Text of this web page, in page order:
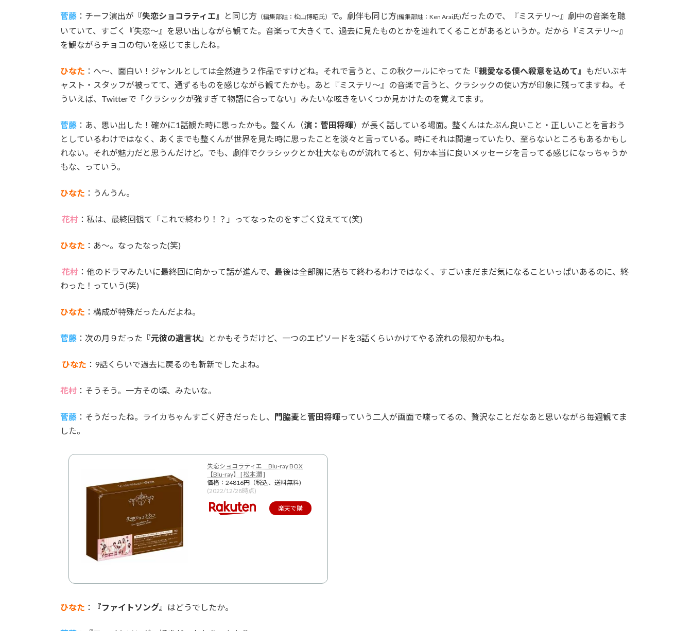
菅藤 ：チーフ演出が 『失恋ショコラティエ』 と同じ方 （編集部註：松山博昭氏） で。劇伴も同じ方(編集部註：Ken Arai氏)だったので、『ミステリ～』劇中の音楽を聴
いていて、すごく『失恋～』を思い出しながら観てた。音楽って大きくて、過去に見たものとかを連れてくることがあるというか。だから『ミステリ～』
を観ながらチョコの匂いを感じてましたね。
ひなた ：へ～、面白い！ジャンルとしては全然違う２作品ですけどね。それで言うと、この秋クールにやってた 『親愛なる僕へ殺意を込めて』 もだいぶキ
ャスト・スタッフが被ってて、通ずるものを感じながら観てたかも。あと『ミステリ～』の音楽で言うと、クラシックの使い方が印象に残ってますね。そ
ういえば、Twitterで「クラシックが強すぎて物語に合ってない」みたいな呟きをいくつか見かけたのを覚えてます。
菅藤 ：あ、思い出した！確かに1話観た時に思ったかも。整くん（演：菅田将暉）が長く話している場面。整くんはたぶん良いこと・正しいことを言おう
としているわけではなく、あくまでも整くんが世界を見た時に思ったことを淡々と言っている。時にそれは間違っていたり、至らないところもあるかもし
れない。それが魅力だと思うんだけど。でも、劇伴でクラシックとか壮大なものが流れてると、何か本当に良いメッセージを言ってる感じになっちゃうか
もな、っていう。
ひなた ：うんうん。
花村 ：私は、最終回観て「これで終わり！？」ってなったのをすごく覚えてて(笑)
ひなた ：あ～。なったなった(笑)
花村 ：他のドラマみたいに最終回に向かって話が進んで、最後は全部腑に落ちて終わるわけではなく、すごいまだまだ気になることいっぱいあるのに、終
わった！っていう(笑)
ひなた ：構成が特殊だったんだよね。
菅藤 ：次の月９だった 『元彼の遺言状』 とかもそうだけど、一つのエピソードを3話くらいかけてやる流れの最初かもね。
ひなた ：9話くらいで過去に戻るのも斬新でしたよね。
花村 ：そうそう。一方その頃、みたいな。
菅藤 ：そうだったね。ライカちゃんすごく好きだったし、 門脇麦と菅田将暉っていう二人が画面で喋ってるの、贅沢なことだなあと思いながら毎週観てま
した。
失恋ショコラティエ Blu-ray BOX
【Blu-ray】 [ 松本潤 ]
価格：24816円（税込、送料無料)
(2022/12/28時点)
楽天で購
ひなた ： 『ファイトソング』 はどうでしたか。